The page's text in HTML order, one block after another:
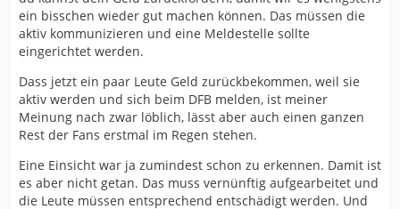
ein bisschen wieder gut machen können. Das müssen die
aktiv kommunizieren und eine Meldestelle sollte
eingerichtet werden.
Dass jetzt ein paar Leute Geld zurückbekommen, weil sie
aktiv werden und sich beim DFB melden, ist meiner
Meinung nach zwar löblich, lässt aber auch einen ganzen
Rest der Fans erstmal im Regen stehen.
Eine Einsicht war ja zumindest schon zu erkennen. Damit ist
es aber nicht getan. Das muss vernünftig aufgearbeitet und
die Leute müssen entsprechend entschädigt werden. Und